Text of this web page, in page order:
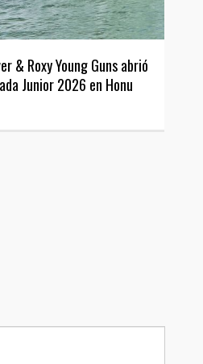
& Roxy Young Guns abrió
Junior 2026 en Honu